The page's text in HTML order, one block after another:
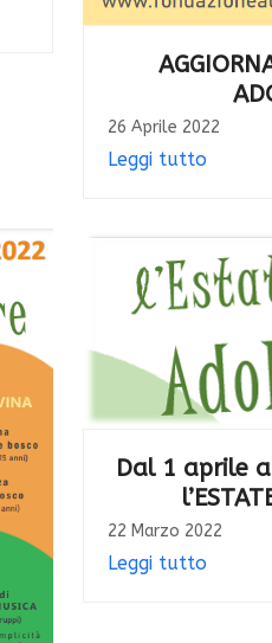
26 Aprile 2022
Leggi tutto
Dal 1 aprile
22 Marzo 2022
Leggi tutto